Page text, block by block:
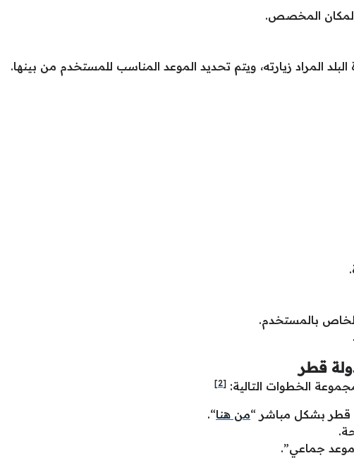
المكان المخصص.
المراد زيارته، ويتم تحديد الموعد المناسب للمستخدم من بينها.
الخاص بالمستخدم.
قطر
الخطوات التالية: [2]
قطر بشكل مباشر “من هنا“.
جماعي”.